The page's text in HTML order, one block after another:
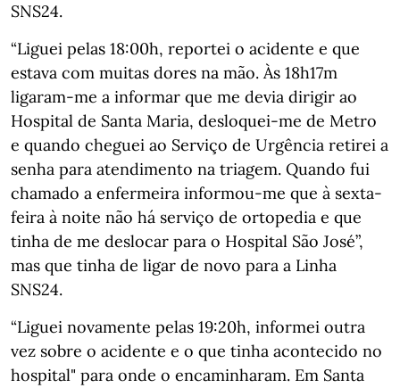
SNS24.
“Liguei pelas 18:00h, reportei o acidente e que
estava com muitas dores na mão. Às 18h17m
ligaram-me a informar que me devia dirigir ao
Hospital de Santa Maria, desloquei-me de Metro
e quando cheguei ao Serviço de Urgência retirei a
senha para atendimento na triagem. Quando fui
chamado a enfermeira informou-me que à sexta-
feira à noite não há serviço de ortopedia e que
tinha de me deslocar para o Hospital São José”,
mas que tinha de ligar de novo para a Linha
SNS24.
“Liguei novamente pelas 19:20h, informei outra
vez sobre o acidente e o que tinha acontecido no
hospital" para onde o encaminharam. Em Santa